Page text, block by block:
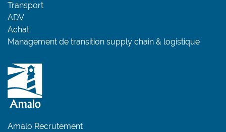
Transport
ADV
Achat
Management de transition supply chain & logistique
Amalo Recrutement